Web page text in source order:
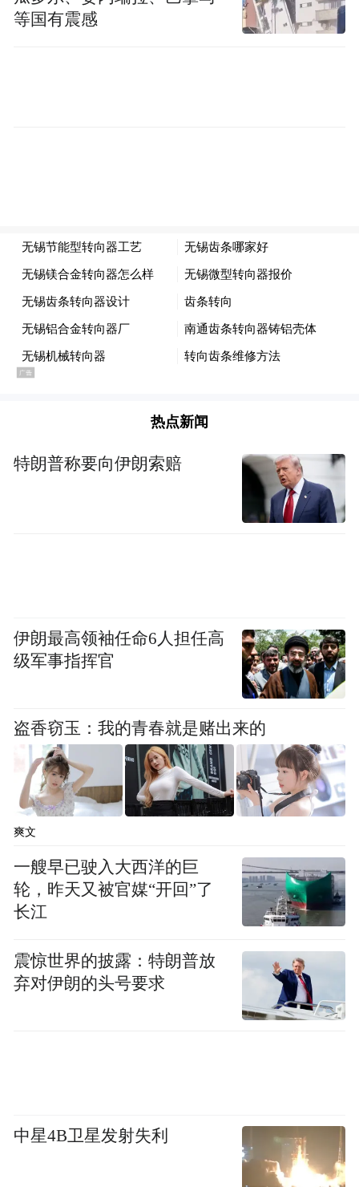
诣有多高深，但从兴趣角度，他们也在用自
己的方式和视角，从游览打卡古建之中收获
就已经出现，甚至改变了年轻人对于山西这
个“碳水”大省的印象标签。
第三次全国文物普查数据显示，到2020年7
月，山西省不可移动文物在册登记数量为
52%。但从古建资源的丰富程度看，山西绝
建筑并没有被广大国内外游客所知晓。
去年十一期间，山西省文化和旅游厅联合小
而年轻游客对于古建筑的参观热情，并没有
随着十一假期的结束而降温。相反，在这股
等国有震感
热点新闻
特朗普称要向伊朗索赔
伊朗最高领袖任命6人担任高
级军事指挥官
盗香窃玉：我的青春就是赌出来的
爽文
一艘早已驶入大西洋的巨
轮，昨天又被官媒“开回”了
长江
震惊世界的披露：特朗普放
弃对伊朗的头号要求
中星4B卫星发射失利